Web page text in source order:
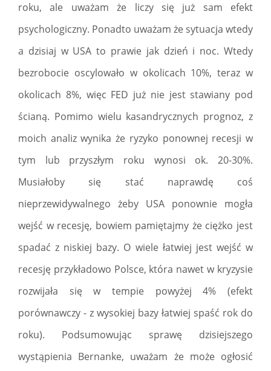
roku, ale uważam że liczy się już sam efekt
psychologiczny. Ponadto uważam że sytuacja wtedy
a dzisiaj w USA to prawie jak dzień i noc. Wtedy
bezrobocie oscylowało w okolicach 10%, teraz w
okolicach 8%, więc FED już nie jest stawiany pod
ścianą. Pomimo wielu kasandrycznych prognoz, z
moich analiz wynika że ryzyko ponownej recesji w
tym lub przyszłym roku wynosi ok. 20-30%.
Musiałoby się stać naprawdę coś
nieprzewidywalnego żeby USA ponownie mogła
wejść w recesję, bowiem pamiętajmy że ciężko jest
spadać z niskiej bazy. O wiele łatwiej jest wejść w
recesję przykładowo Polsce, która nawet w kryzysie
rozwijała się w tempie powyżej 4% (efekt
porównawczy - z wysokiej bazy łatwiej spaść rok do
roku). Podsumowując sprawę dzisiejszego
wystąpienia Bernanke, uważam że może ogłosić